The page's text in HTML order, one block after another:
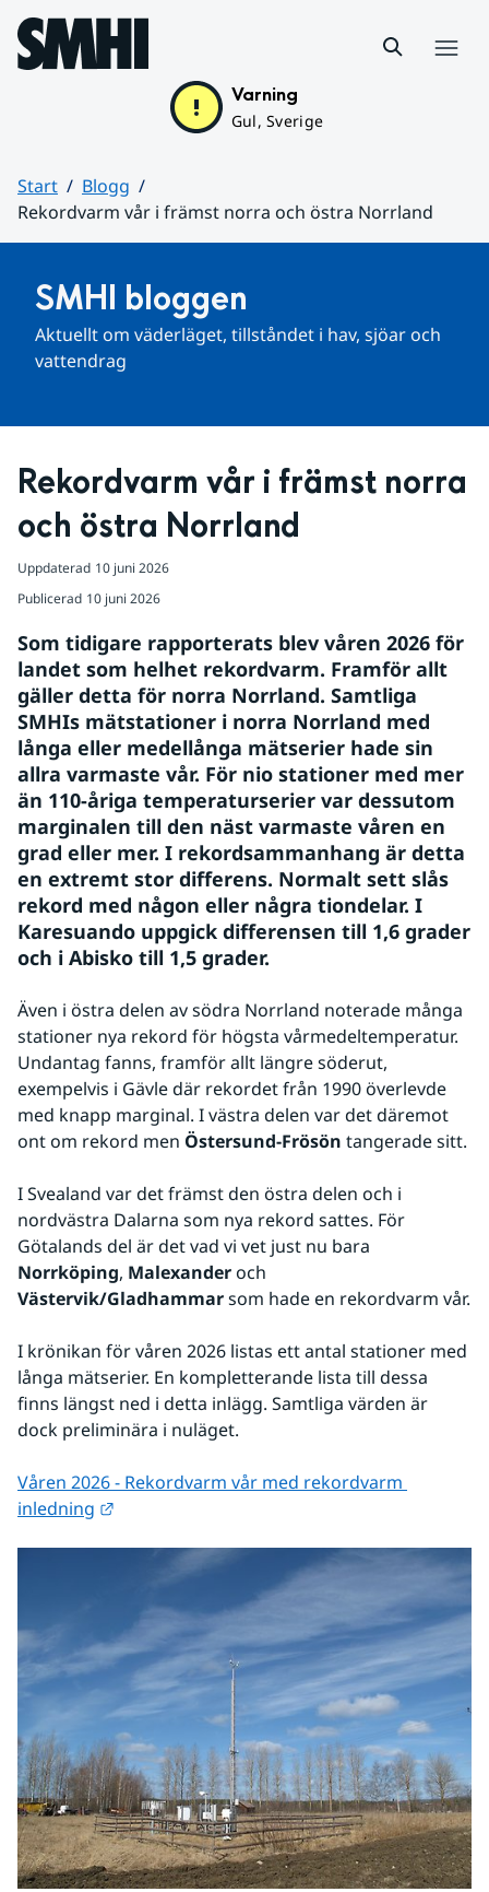
Hoppa till sidans innehåll
Varning
Gul, Sverige
Start
Blogg
Rekordvarm vår i främst norra och östra Norrland
SMHI bloggen
Aktuellt om väderläget, tillståndet i hav, sjöar och
vattendrag
Rekordvarm vår i främst norra
och östra Norrland
Uppdaterad 10 juni 2026
Publicerad 10 juni 2026
Som tidigare rapporterats blev våren 2026 för
landet som helhet rekordvarm. Framför allt
gäller detta för norra Norrland. Samtliga
SMHIs mätstationer i norra Norrland med
långa eller medellånga mätserier hade sin
allra varmaste vår. För nio stationer med mer
än 110-åriga temperaturserier var dessutom
marginalen till den näst varmaste våren en
grad eller mer. I rekordsammanhang är detta
en extremt stor differens. Normalt sett slås
rekord med någon eller några tiondelar. I
Karesuando uppgick differensen till 1,6 grader
och i Abisko till 1,5 grader.
Även i östra delen av södra Norrland noterade många
stationer nya rekord för högsta vårmedeltemperatur.
Undantag fanns, framför allt längre söderut,
exempelvis i Gävle där rekordet från 1990 överlevde
med knapp marginal. I västra delen var det däremot
ont om rekord men Östersund-Frösön tangerade sitt.
I Svealand var det främst den östra delen och i
nordvästra Dalarna som nya rekord sattes. För
Norrköping, Malexander
Västervik/Gladhammar som hade en rekordvarm vår.
I krönikan för våren 2026 listas ett antal stationer med
långa mätserier. En kompletterande lista till dessa
finns längst ned i detta inlägg. Samtliga värden är
dock preliminära i nuläget.
Våren 2026 - Rekordvarm vår med rekordvarm
inledning